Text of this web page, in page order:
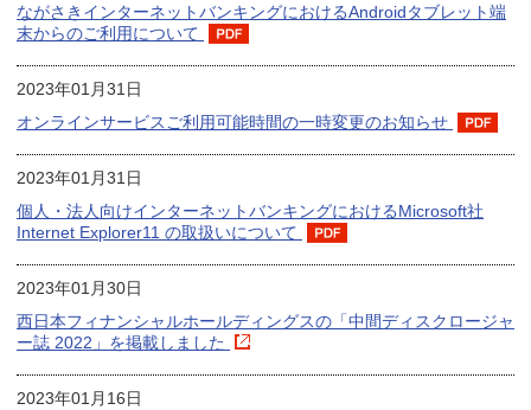
ながさきインターネットバンキングにおけるAndroidタブレット端
末からのご利用について
2023年01月31日
オンラインサービスご利用可能時間の一時変更のお知らせ
2023年01月31日
個人・法人向けインターネットバンキングにおけるMicrosoft社
Internet Explorer11 の取扱いについて
2023年01月30日
西日本フィナンシャルホールディングスの「中間ディスクロージャ
ー誌 2022」を掲載しました
2023年01月16日